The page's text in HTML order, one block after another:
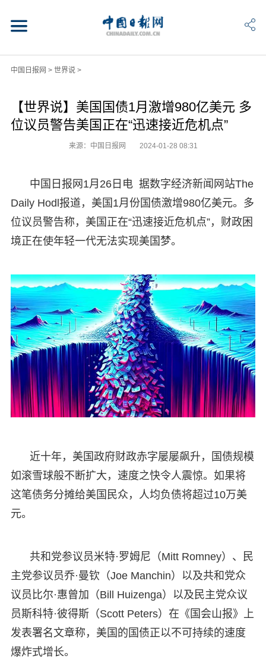
中国日报网 > 世界说>
【世界说】美国国债1月激增980亿美元 多
位议员警告美国正在“迅速接近危机点”
来源：中国日报网 2024-01-28 08:31
中国日报网1月26日电 据数字经济新闻网站The
Daily Hodl报道，美国1月份国债激增980亿美元。多
位议员警告称，美国正在“迅速接近危机点”，财政困
境正在使年轻一代无法实现美国梦。
近十年，美国政府财政赤字屡屡飙升，国债规模
如滚雪球般不断扩大，速度之快令人震惊。如果将
这笔债务分摊给美国民众，人均负债将超过10万美
元。
共和党参议员米特·罗姆尼（Mitt Romney）、民
主党参议员乔·曼钦（Joe Manchin）以及共和党众
议员比尔·惠曾加（Bill Huizenga）以及民主党众议
员斯科特·彼得斯（Scott Peters）在《国会山报》上
发表署名文章称，美国的国债正以不可持续的速度
爆炸式增长。